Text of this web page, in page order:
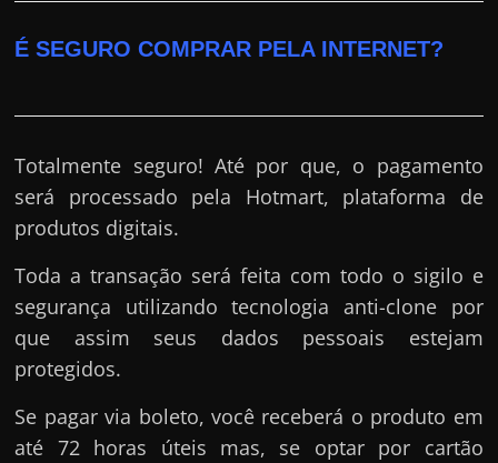
É SEGURO COMPRAR PELA INTERNET?
Totalmente seguro! Até por que, o pagamento
será processado pela Hotmart, plataforma de
produtos digitais.
Toda a transação será feita com todo o sigilo e
segurança utilizando tecnologia anti-clone por
que assim seus dados pessoais estejam
protegidos.
Se pagar via boleto, você receberá o produto em
até 72 horas úteis mas, se optar por cartão